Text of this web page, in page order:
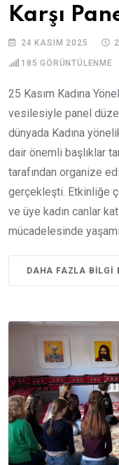
Karşı
24 KASIM 2025
185 GÖRÜNTÜLENME
25 Kasım Kadına
vesilesiyle panel
dünyada Kadına
dair önemli başlıklar
tarafından organize
gerçekleşti. Etkinliğe
ve üye kadın canlar
mücadelesinde
DAHA FAZLA BILGI